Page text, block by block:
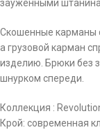
зауженными
Скошенные карманы
а грузовой карман
изделию. Брюки без
шнурком спереди.
Коллекция :
Крой: современная